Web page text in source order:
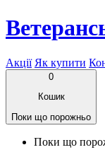
Акції Як купити
0
Кошик
Поки що порожньо
Поки що